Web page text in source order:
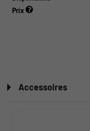
Prix
Accessoires